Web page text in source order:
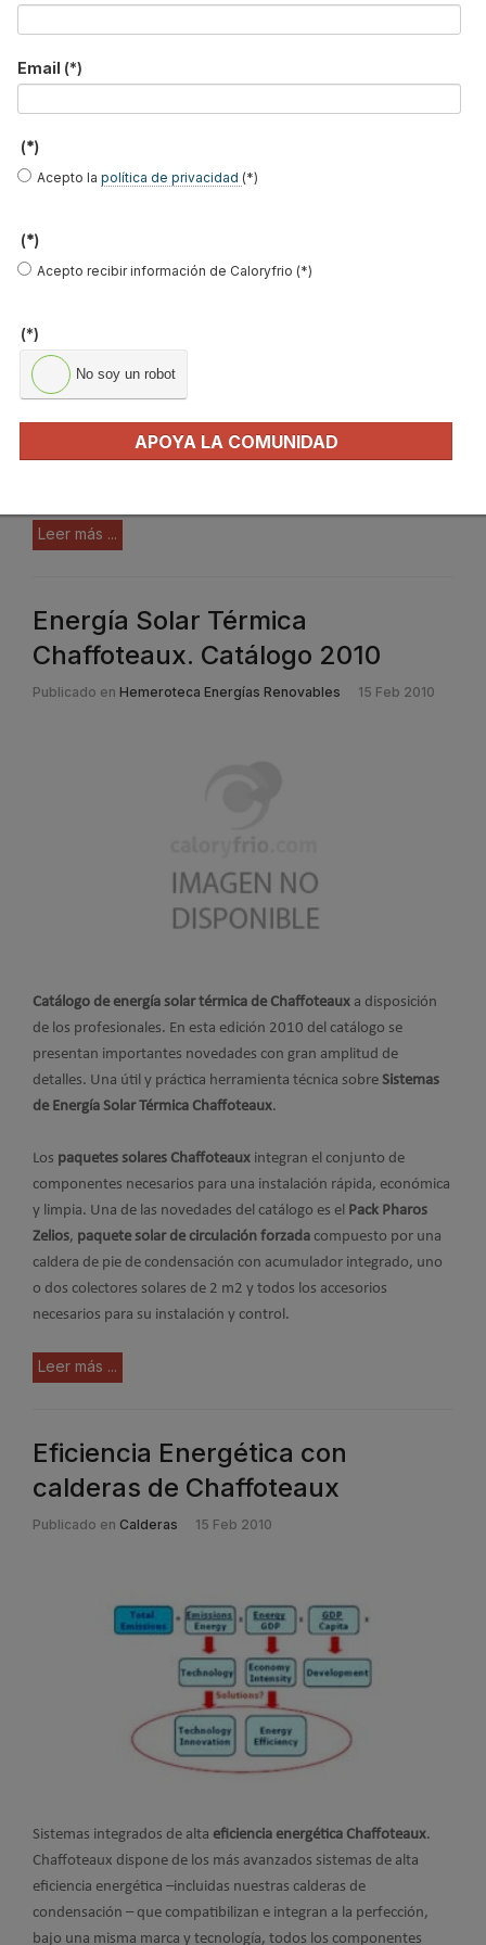
UPM de Madrid
Publicado en
Esta llegando al final el curso de postgrado que organiza la
Universidad Politécnica de Madrid y Chaffoteaux, sobre gestión
presencial, mientras que en la modalidad a distancia tiene
Leer más ...
Energía Solar Térmica
Chaffoteaux. Catálogo 2010
Publicado en Hemeroteca Energías Renovables 15 Feb 2010
Catálogo de energía solar térmica de Chaffoteaux a disposición
de los profesionales. En esta edición 2010 del catálogo se
presentan importantes novedades con gran amplitud de
detalles. Una útil y práctica herramienta técnica sobre Sistemas
de Energía Solar Térmica Chaffoteaux.
Los paquetes solares Chaffoteaux integran el conjunto de
componentes necesarios para una instalación rápida, económica
y limpia. Una de las novedades del catálogo es el Pack Pharos
Zelios, paquete solar de circulación forzada compuesto por una
caldera de pie de condensación con acumulador integrado, uno
o dos colectores solares de 2 m2 y todos los accesorios
necesarios para su instalación y control.
Leer más ...
Eficiencia Energética con
calderas de Chaffoteaux
Publicado en Calderas 15 Feb 2010
Sistemas integrados de alta eficiencia energética Chaffoteaux.
Chaffoteaux dispone de los más avanzados sistemas de alta
eficiencia energética –incluidas nuestras calderas de
condensación – que compatibilizan e integran a la perfección,
bajo una misma marca y tecnología, todos los componentes
Email (*)
(*)
Acepto la política de privacidad (*)
(*)
Acepto recibir información de Caloryfrio (*)
(*)
No soy un robot
APOYA LA COMUNIDAD